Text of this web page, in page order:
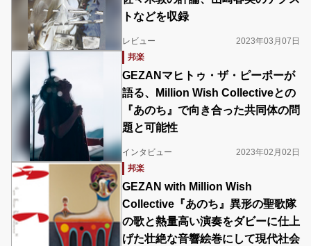
トなどを収録
レビュー
2023年03月07日
邦楽
GEZANマヒトゥ・ザ・ピーポーが
語る、Million Wish Collectiveとの
『あのち』で向き合った共同体の問
題と可能性
インタビュー
2023年02月02日
邦楽
GEZAN with Million Wish
Collective『あのち』異形の聖歌隊
の歌と熱量高い演奏をダビーに仕上
げた壮絶な音響絵巻にして現代社会